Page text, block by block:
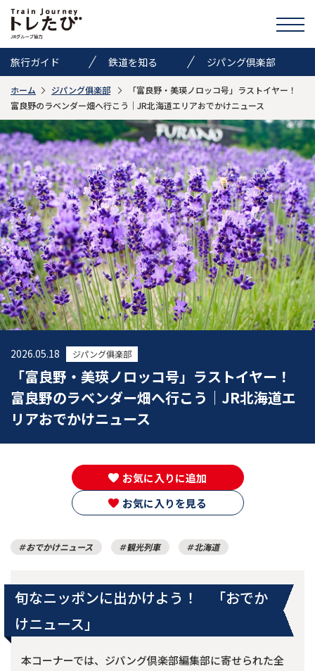
旅行ガイド 鉄道を知る ジパング倶楽部
きっぷ情報 ニュース イベント
検索
トレたびのススメ
お気に入り
お問い合わせ Global
ホーム ジパング俱楽部
「富良野・美瑛ノロッコ号」ラストイヤー！
富良野のラベンダー畑へ行こう｜JR北海道エリアおでかけニュース
2026.05.18 ジパング俱楽部
「富良野・美瑛ノロッコ号」ラストイヤー！
富良野のラベンダー畑へ行こう｜JR北海道エ
リアおでかけニュース
お気に入りに追加
お気に入りを見る
おでかけニュース 観光列車 北海道
旬なニッポンに出かけよう！ 「おでか
けニュース」
本コーナーでは、ジパング倶楽部編集部に寄せられた全